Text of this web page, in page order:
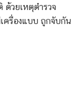
ด้วยเหตุตำรวจ
ครื่องแบบ ถูกจับกัน